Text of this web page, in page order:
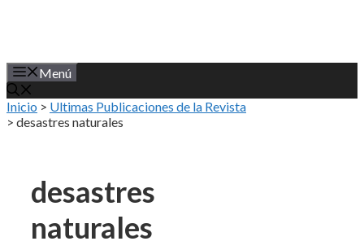
Menú
Inicio > Ultimas Publicaciones de la Revista
> desastres naturales
desastres
naturales